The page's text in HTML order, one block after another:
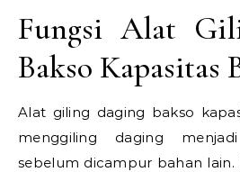
Fungsi Alat
Bakso Kapasitas
Alat giling daging bakso
menggiling daging
sebelum dicampur bahan